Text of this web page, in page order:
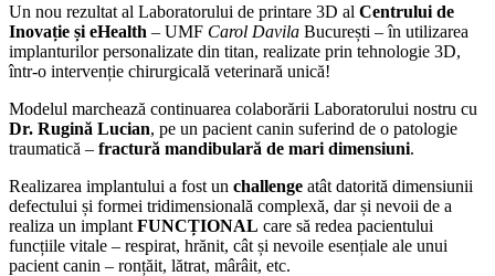
Un nou rezultat al Laboratorului de printare 3D al Centrului de
Inovație și eHealth – UMF Carol Davila București – în utilizarea
implanturilor personalizate din titan, realizate prin tehnologie 3D,
într-o intervenție chirurgicală veterinară unică!
Modelul marchează continuarea colaborării Laboratorului nostru cu
Dr. Rugină Lucian, pe un pacient canin suferind de o patologie
traumatică – fractură mandibulară de mari dimensiuni.
Realizarea implantului a fost un challenge atât datorită dimensiunii
defectului și formei tridimensională complexă, dar și nevoii de a
realiza un implant FUNCȚIONAL care să redea pacientului
funcțiile vitale – respirat, hrănit, cât și nevoile esențiale ale unui
pacient canin – ronțăit, lătrat, mârâit, etc.